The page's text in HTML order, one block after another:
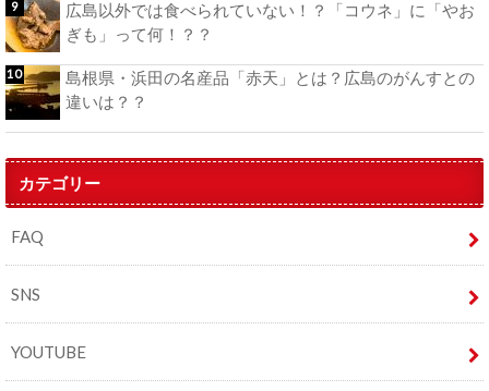
広島以外では食べられていない！？「コウネ」に「やお
ぎも」って何！？？
島根県・浜田の名産品「赤天」とは？広島のがんすとの
違いは？？
カテゴリー
FAQ
SNS
YOUTUBE